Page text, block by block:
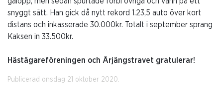
snyggt sätt. Han gick då nytt rekord 1.23,5 auto över kort
distans och inkasserade 30.000kr. Totalt i september sprang
Kaksen in 33.500kr.
Hästägareföreningen och Årjängstravet gratulerar!
Publicerad onsdag 21 oktober 2020.